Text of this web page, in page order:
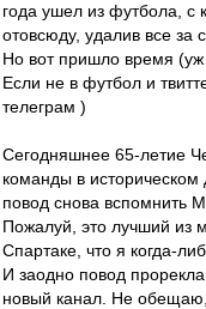
года ушел из футбола, с
отовсюду, удалив все за
Но вот пришло время (уж
Если не в футбол и
телеграм )
Сегодняшнее 65-летие
команды в
повод снова вспомнить
Пожалуй, это лучший из
Спартаке, что я когда-
И заодно повод
новый канал. Не обещаю,